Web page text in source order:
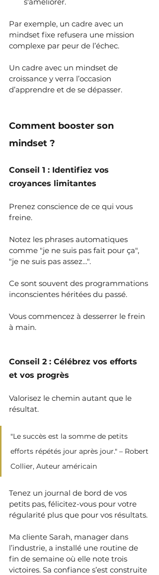
Par exemple, un cadre avec un
mindset fixe refusera une mission
complexe par peur de l’échec.
Un cadre avec un mindset de
croissance y verra l’occasion
d’apprendre et de se dépasser.
Comment booster son
mindset ?
Conseil 1 : Identifiez vos
croyances limitantes
Prenez conscience de ce qui vous
freine.
Notez les phrases automatiques
comme "je ne suis pas fait pour ça",
"je ne suis pas assez…".
Ce sont souvent des programmations
inconscientes héritées du passé.
Vous commencez à desserrer le frein
à main.
Conseil 2 : Célébrez vos efforts
et vos progrès
Valorisez le chemin autant que le
résultat.
"Le succès est la somme de petits
efforts répétés jour après jour." – Robert
Collier, Auteur américain
Tenez un journal de bord de vos
petits pas, félicitez-vous pour votre
régularité plus que pour vos résultats.
Ma cliente Sarah, manager dans
l’industrie, a installé une routine de
fin de semaine où elle note trois
victoires. Sa confiance s’est construite